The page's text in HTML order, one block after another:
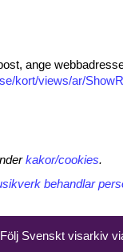
ange
kort/views/ar/
kakor/cookies.
behandlar
Följ Svenskt visarkiv